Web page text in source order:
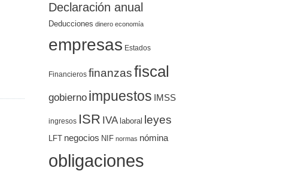
Declaración anual
Deducciones dinero economía
empresas Estados
Financieros finanzasfiscal
gobierno impuestos IMSS
ingresos ISR IVA laboral leyes
LFT negocios NIF normas nómina
obligaciones